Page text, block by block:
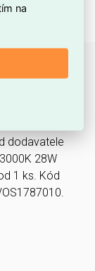
Svítidla,
dodavatele
28W
1 ks. Kód
na